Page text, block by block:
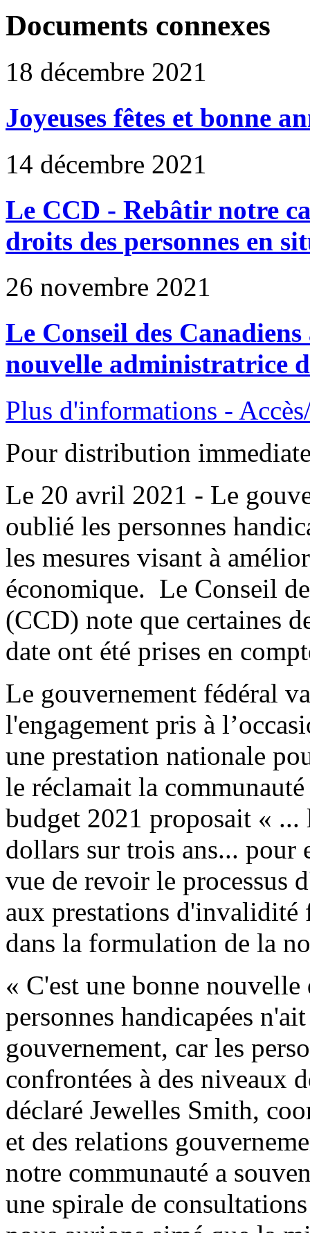
Documents connexes
18 décembre 2021
Joyeuses fêtes et bonne
14 décembre 2021
Le CCD - Rebâtir notre
droits des personnes en
26 novembre 2021
Le Conseil des
nouvelle administratrice
Plus d'informations -
Pour distribution
Le 20 avril 2021 - Le
oublié les personnes
les mesures visant à
économique. Le Conseil
(CCD) note que certaines
date ont été prises en
Le gouvernement fédéral
l'engagement pris à
une prestation nationale
le réclamait la
budget 2021 proposait «
dollars sur trois ans... pour
vue de revoir le processus
aux prestations d'invalidité
dans la formulation de la
« C'est une bonne
personnes handicapées
gouvernement, car les
confrontées à des niveaux
déclaré Jewelles Smith,
et des relations
notre communauté a
une spirale de